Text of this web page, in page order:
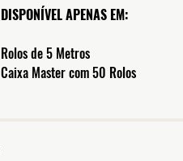
DISPONÍVEL APENAS EM:
Rolos de 5 Metros
Caixa Master com 50 Rolos